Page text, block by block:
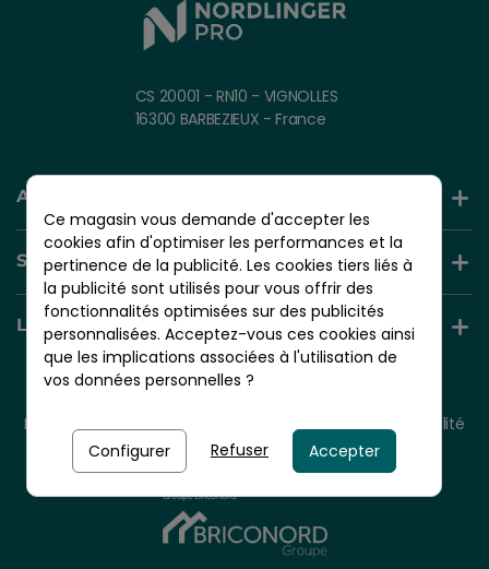
CS 20001 - RN10 - VIGNOLLES
16300 BARBEZIEUX - France
AIDE ET INFORMATION
SERVICES +
LIENS UTILES
Mentions légales
Politique de confidentialité
Politique de cookies
Groupe Briconord
Ce magasin vous demande d'accepter les
cookies afin d'optimiser les performances et la
pertinence de la publicité. Les cookies tiers liés à
la publicité sont utilisés pour vous offrir des
fonctionnalités optimisées sur des publicités
personnalisées. Acceptez-vous ces cookies ainsi
que les implications associées à l'utilisation de
vos données personnelles ?
Configurer Refuser Accepter